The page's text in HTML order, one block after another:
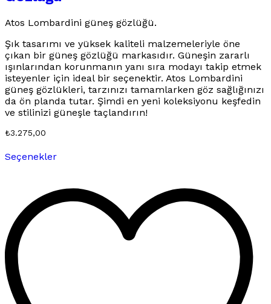
Atos Lombardini güneş gözlüğü.
Şık tasarımı ve yüksek kaliteli malzemeleriyle öne
çıkan bir güneş gözlüğü markasıdır. Güneşin zararlı
ışınlarından korunmanın yanı sıra modayı takip etmek
isteyenler için ideal bir seçenektir. Atos Lombardini
güneş gözlükleri, tarzınızı tamamlarken göz sağlığınızı
da ön planda tutar. Şimdi en yeni koleksiyonu keşfedin
ve stilinizi güneşle taçlandırın!
₺3.275,00
Seçeneklerürünün
varyasyonu
var.
Seçenekler